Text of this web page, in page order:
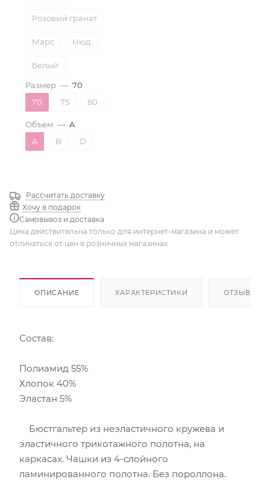
Розовый гранат
Марс Нюд
Белый
Ночной ирис
Бежевый
Ночная тень
Размер — 70
70
75 80
Объем — A
A
B D
Рассчитать доставку
Хочу в подарок
Самовывоз и доставка
Цена действительна только для интернет-магазина и может
отличаться от цен в розничных магазинах
ОПИСАНИЕ ХАРАКТЕРИСТИКИ ОТЗЫВЫ
Состав:
Полиамид 55%
Хлопок 40%
Эластан 5%
Бюстгальтер из неэластичного кружева и
эластичного трикотажного полотна, на
каркасах. Чашки из 4-слойного
ламинированного полотна. Без пороллона.